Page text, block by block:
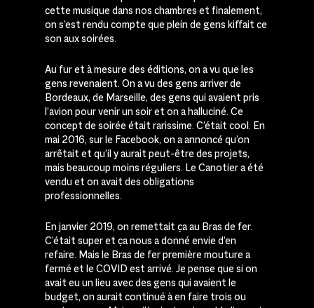
cette musique dans nos chambres et finalement,
on s’est rendu compte que plein de gens kiffait ce
son aux soirées.
Au fur et à mesure des éditions, on a vu que les
gens revenaient. On a vu des gens arriver de
Bordeaux, de Marseille, des gens qui avaient pris
l’avion pour venir un soir et on a halluciné. Ce
concept de soirée était rarissime. C’était cool. En
mai 2016, sur le Facebook, on a annoncé qu’on
arrêtait et qu’il y aurait peut-être des projets,
mais beaucoup moins réguliers. Le Canotier a été
vendu et on avait des obligations
professionnelles.
En janvier 2019, on remettait ça au Bras de fer.
C’était super et ça nous a donné envie d’en
refaire. Mais le Bras de fer première mouture a
fermé et le COVID est arrivé. Je pense que si on
avait eu un lieu avec des gens qui avaient le
budget, on aurait continué à en faire trois ou